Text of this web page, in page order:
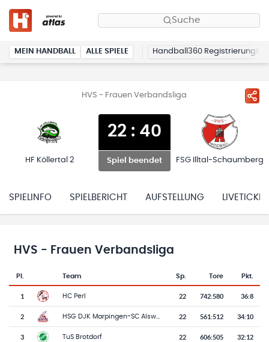
Suche
MEIN HANDBALL ALLE SPIELE Handball360 Registrierung
HVS - Frauen Verbandsliga
HF Köllertal 2
22 : 40
Spiel beendet FSG Illtal-Schaumberg
SPIELINFO SPIELBERICHT AUFSTELLUNG LIVETICKER
HVS - Frauen Verbandsliga
Tabelle mit Vereinsplatzierungen, Spielen, Toren und Punkten
Pl.
Team-Logo
Team Sp. Tore Pkt.
1 HC Perl 22 742:580 36:8
2 HSG DJK Marpingen-SC Alsweiler 3 22 561:512 34:10
3 TuS Brotdorf 22 606:505 32:12